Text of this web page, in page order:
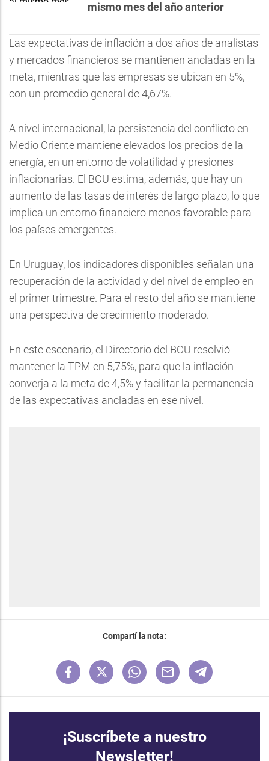
mismo mes del año anterior
Las expectativas de inflación a dos años de analistas
y mercados financieros se mantienen ancladas en la
meta, mientras que las empresas se ubican en 5%,
con un promedio general de 4,67%.
A nivel internacional, la persistencia del conflicto en
Medio Oriente mantiene elevados los precios de la
energía, en un entorno de volatilidad y presiones
inflacionarias. El BCU estima, además, que hay un
aumento de las tasas de interés de largo plazo, lo que
implica un entorno financiero menos favorable para
los países emergentes.
En Uruguay, los indicadores disponibles señalan una
recuperación de la actividad y del nivel de empleo en
el primer trimestre. Para el resto del año se mantiene
una perspectiva de crecimiento moderado.
En este escenario, el Directorio del BCU resolvió
mantener la TPM en 5,75%, para que la inflación
converja a la meta de 4,5% y facilitar la permanencia
de las expectativas ancladas en ese nivel.
Compartí la nota:
¡Suscríbete a nuestro
Newsletter!